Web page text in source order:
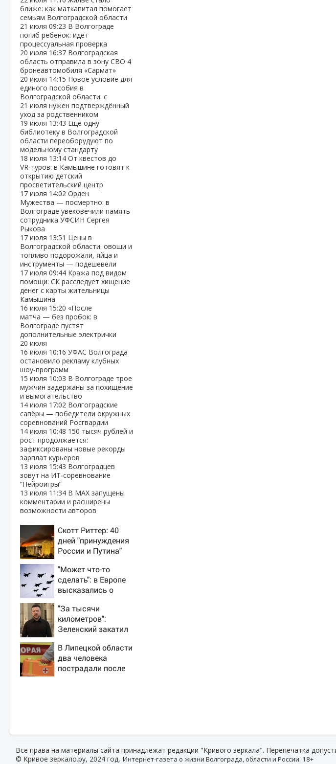
ближе: как маткапитал помогает
семьям Волгоградской области
21 июля 09:23 В Волгограде
погиб ребёнок: идёт
процессуальная проверка
20 июля 16:37 Волгоградская
область отправила в зону СВО 4
бронеавтомобиля «Сармат»
20 июля 14:15 Новое условие для
единого пособия в
Волгоградской области: с
21 июля нужен подтверждённый
уход за родственником
19 июля 13:43 Ещё одну
библиотеку в Волгоградской
области переоборудуют по
модельному стандарту
18 июля 13:14 От квестов до
VR‑туров: в Камышине готовят к
открытию детский
просветительский центр
17 июля 14:02 Орден
Мужества — посмертно: в
Волгограде увековечили память
сотрудника УФСИН Сергея
Рыкова
17 июля 13:51 Цены в
Волгоградской области: овощи и
топливо подорожали, яйца и
инструменты — подешевели
17 июля 09:44 Кража под видом
помощи: СК расследует хищение
денег с карты жительницы
Камышина
16 июля 15:20 «После
матча — без пробок: в
Волгограде пустят
дополнительные электрички
20 июля
16 июля 10:16 УФАС Волгограда
остановило рекламу клубных
шоу‑программ
15 июля 10:03 В Волгограде трое
мужчин задержаны за похищение
и вымогательство
14 июля 17:02 Волгоградские
сапёры — победители окружных
соревнований Росгвардии
14 июля 10:48 150 тысяч рублей и
рост продолжается:
зафиксированы новые рекорды
зарплат курьеров
13 июля 15:43 Волгоградцев
зовут на ИТ‑соревнование
“Нейроигры”
13 июля 11:34 В МАХ запущены
комментарии и расширены
возможности авторов
Скотт Риттер: 40
дней "принуждения
России и Путина"
крах режима
Зеленского
"Может что-то
сделать": в Европе
высказались о
"За тысячи
километров":
Зеленский закатил
после ночного
удара
В Липецкой области
два человека
пострадали после
Все права на материалы сайта принадлежат редакции "Кривого зеркала". Перепечатка
© Кривое зеркало.ру, 2024 год, Интернет-газета о жизни Волгограда, области и России. 18+